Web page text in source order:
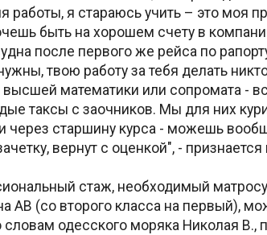
я стараюсь учить – это моя
быть на хорошем счету в
после первого же рейса по
твою работу за тебя делать
математики или сопромата -
таксы с заочников. Мы для них
через старшину курса - можешь
вернут с оценкой", -
стаж, необходимый
АВ (со второго класса на первый),
одесского моряка Николая В.,